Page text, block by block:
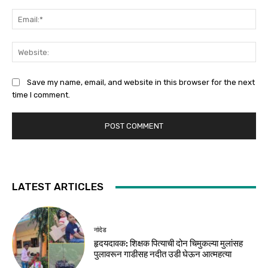
Save my name, email, and website in this browser for the next
time I comment.
LATEST ARTICLES
नांदेड
हृदयदावक: शिक्षक पित्याची दोन चिमुकल्या मुलांसह
पुलावरून गाडीसह नदीत उडी घेऊन आत्महत्या